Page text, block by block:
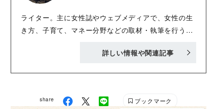
本を文庫化した『子どものことを子どもにきく 「う
ちの子」へのインタビュー ８年間の記録』（ちくま
文庫）と、本人のTwitter発のメッセージ集『児童書作
ライター。主に女性誌やウェブメディアで、女性の生
き方、子育て、マネー分野などの取材・執筆を行う。
ばかりの日々で、子育て・仕事・家事と、力戦奮闘し
詳しい情報や関連記事
share ブックマーク